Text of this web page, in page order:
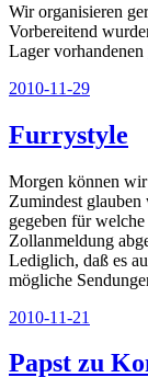
Wir organisieren
Vorbereitend
Lager vorhandenen
Veröffentlicht
2010-11-29
Furrystyle
Morgen können
Zumindest
gegeben für
Zollanmeldung
Lediglich, daß es
mögliche
Veröffentlicht
2010-11-21
Papst zu